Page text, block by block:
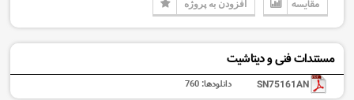
مقایسه افزودن به پروژه
مستندات فنی و دیتاشیت
SN75161AN دانلودها: 760